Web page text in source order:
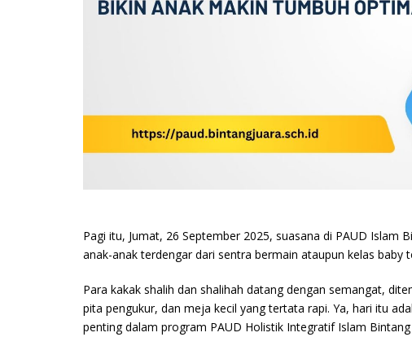
Pagi itu, Jumat, 26 September 2025, suasana di PAUD Islam
anak-anak terdengar dari sentra bermain ataupun kelas
Para kakak shalih dan shalihah datang dengan semangat,
pita pengukur, dan meja kecil yang tertata rapi. Ya, hari itu
penting dalam program PAUD Holistik Integratif Islam Bintang